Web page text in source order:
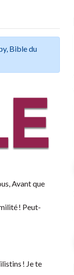
Bible du
Avant que
! Peut-
! Je te